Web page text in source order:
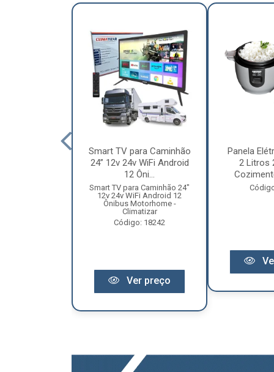
Smart TV para Caminhão
24” 12v 24v WiFi Android
12 Ôni...
Smart TV para Caminhão 24"
12v 24v WiFi Android 12
Ônibus Motorhome -
Climatizar
Código: 18242
Ver preço
Panela
2 Litros